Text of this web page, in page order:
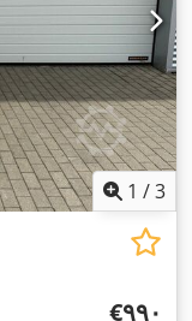
1 /3
‎€۹۹۰